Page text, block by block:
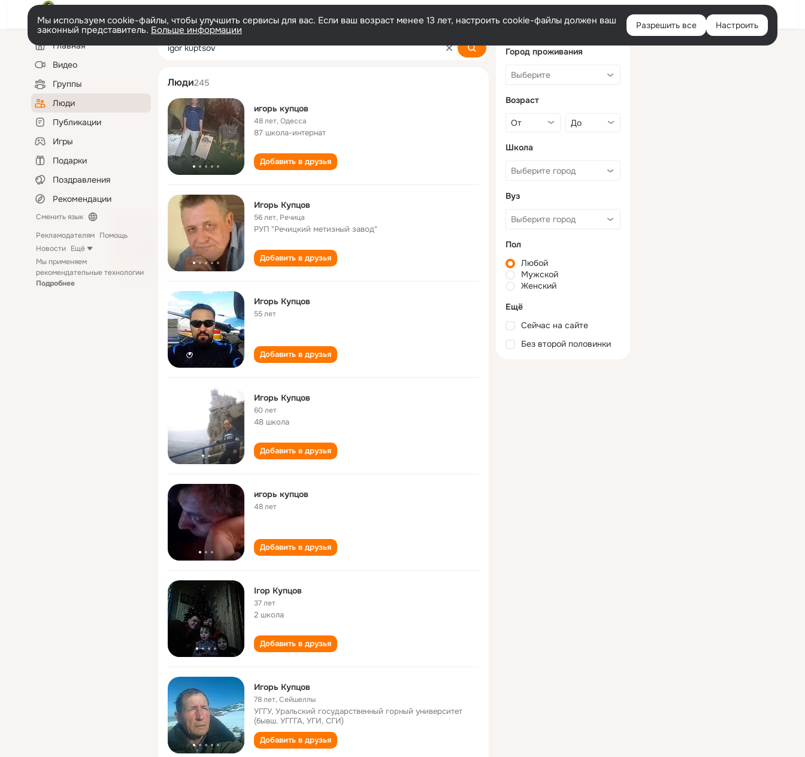
Войти
Мы используем cookie-файлы, чтобы улучшить сервисы для вас. Если ваш возраст менее 13 лет, настроить cookie-файлы должен ваш
законный представитель. Больше информации Разрешить все Настроить
Левая
колонкаГлавная
Видео
Группы
Люди
Публикации
Игры
Подарки
Поздравления
Рекомендации
Сменить язык
Рекламодателям Помощь
Новости Ещё
Мы применяем
рекомендательные технологии
Подробнее
igor kuptsov
Люди245
игорь купцов
48 лет,Одесса
87 школа-интернат
Добавить в друзья
Игорь Купцов
56 лет, Речица
РУП "Речицкий метизный завод"
Добавить в друзья
Игорь Купцов
55 лет
Добавить в друзья
Игорь Купцов
60 лет
48 школа
Добавить в друзья
игорь купцов
48 лет
Добавить в друзья
Ігор Купцов
37 лет
2 школа
Добавить в друзья
Игорь Купцов
78 лет,Сейшеллы
УГГУ, Уральский государственный горный университет
(бывш. УГГГА, УГИ, СГИ)
Добавить в друзья
Город проживания
Возраст
Школа
Вуз
Пол
Любой
Мужской
Женский
Ещё
Сейчас на сайте
Без второй половинки